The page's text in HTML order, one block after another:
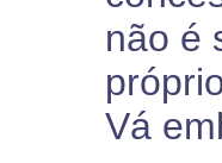
não é
Vá